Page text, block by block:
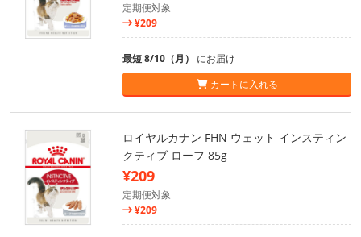
定期便対象
¥209
最短 8/10（月） にお届け
カートに入れる
ロイヤルカナン FHN ウェット インスティン
クティブ ローフ 85g
¥209
定期便対象
¥209